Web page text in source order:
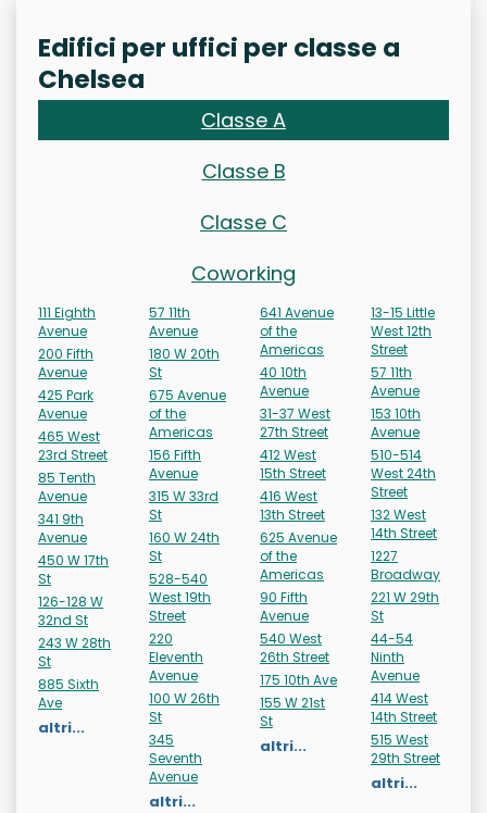
Edifici per uffici per classe a
Chelsea
Classe A
Classe B
Classe C
Coworking
111 Eighth
Avenue
200 Fifth
Avenue
425 Park
Avenue
465 West
23rd Street
85 Tenth
Avenue
341 9th
Avenue
450 W 17th
St
126-128 W
32nd St
243 W 28th
St
885 Sixth
Ave
altri...
57 11th
Avenue
180 W 20th
St
675 Avenue
of the
Americas
156 Fifth
Avenue
315 W 33rd
St
160 W 24th
St
528-540
West 19th
Street
220
Eleventh
Avenue
100 W 26th
St
345
Seventh
Avenue
altri...
641 Avenue
of the
Americas
40 10th
Avenue
31-37 West
27th Street
412 West
15th Street
416 West
13th Street
625 Avenue
of the
Americas
90 Fifth
Avenue
540 West
26th Street
175 10th Ave
155 W 21st
St
altri...
13-15 Little
West 12th
Street
57 11th
Avenue
153 10th
Avenue
510-514
West 24th
Street
132 West
14th Street
1227
Broadway
221 W 29th
St
44-54
Ninth
Avenue
414 West
14th Street
515 West
29th Street
altri...